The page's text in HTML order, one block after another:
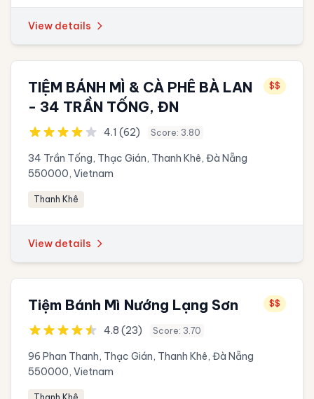
View details
TIỆM BÁNH MÌ & CÀ PHÊ BÀ LAN
- 34 TRẦN TỐNG, ĐN
$$
4.1 (62) Score: 3.80
34 Trần Tống, Thạc Gián, Thanh Khê, Đà Nẵng
550000, Vietnam
Thanh Khê
View details
Tiệm Bánh Mì Nướng Lạng Sơn $$
4.8 (23) Score: 3.70
96 Phan Thanh, Thạc Gián, Thanh Khê, Đà Nẵng
550000, Vietnam